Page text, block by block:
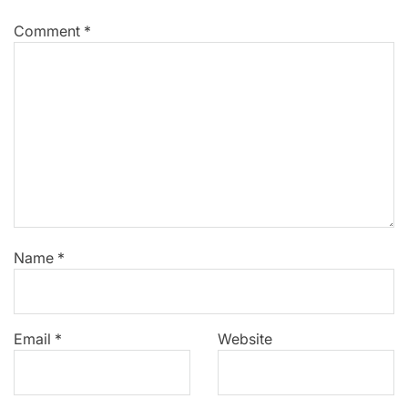
Comment *
Name *
Email * Website